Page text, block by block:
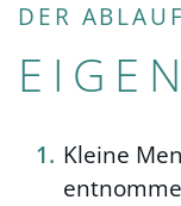
DER
Kleine